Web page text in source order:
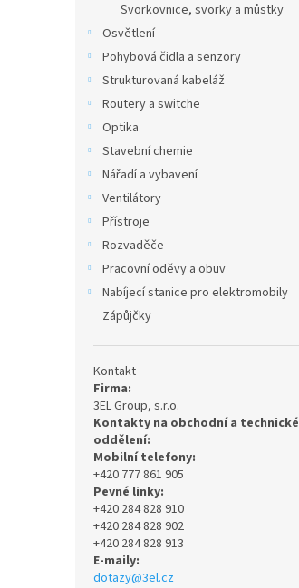
Svorkovnice, svorky a můstky
Osvětlení
Pohybová čidla a senzory
Strukturovaná kabeláž
Routery a switche
Optika
Stavební chemie
Nářadí a vybavení
Ventilátory
Přístroje
Rozvaděče
Pracovní oděvy a obuv
Nabíjecí stanice pro elektromobily
Zápůjčky
Kontakt
Firma:
3EL Group, s.r.o.
Kontakty na obchodní a technické
oddělení:
Mobilní telefony:
+420 777 861 905
Pevné linky:
+420 284 828 910
+420 284 828 902
+420 284 828 913
E-maily:
dotazy@3el.cz